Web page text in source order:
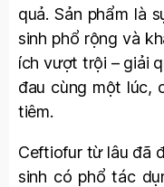
quả. Sản phẩm là
sinh phổ rộng và
ích vượt trội – giải
đau cùng một lúc,
tiêm.
Ceftiofur từ lâu đã
sinh có phổ tác